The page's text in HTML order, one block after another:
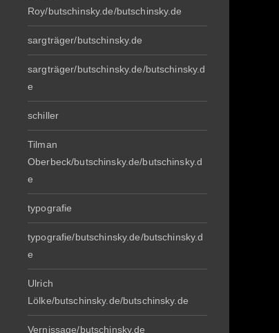
Roy/butschinsky.de/butschinsky.de
sargträger/butschinsky.de
sargträger/butschinsky.de/butschinsky.d
e
schiller
Tilman
Oberbeck/butschinsky.de/butschinsky.d
e
typografie
typografie/butschinsky.de/butschinsky.d
e
Ulrich
Lölke/butschinsky.de/butschinsky.de
Vernissage/butschinsky.de